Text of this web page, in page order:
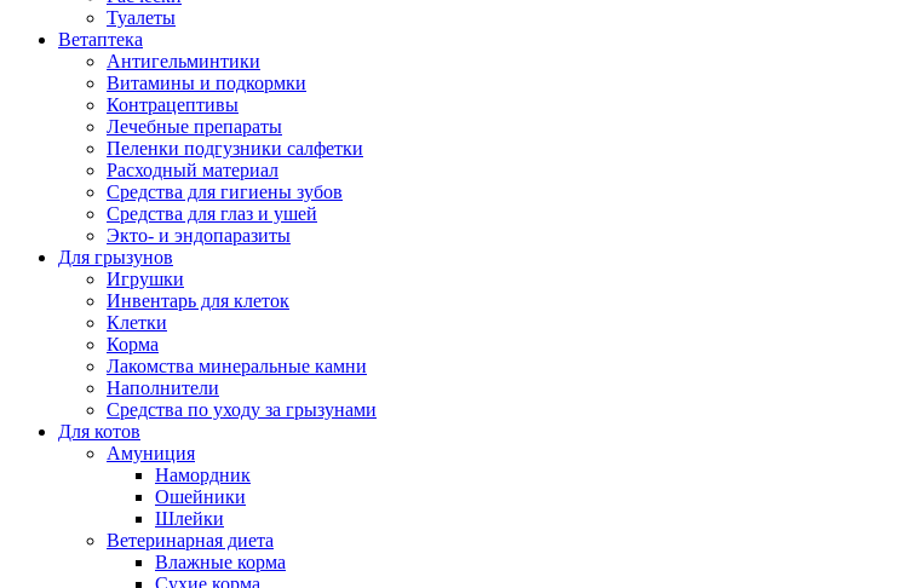
Туалеты
Ветаптека
Антигельминтики
Витамины и подкормки
Контрацептивы
Лечебные препараты
Пеленки подгузники салфетки
Расходный материал
Средства для гигиены зубов
Средства для глаз и ушей
Экто- и эндопаразиты
Для грызунов
Игрушки
Инвентарь для клеток
Клетки
Корма
Лакомства минеральные камни
Наполнители
Средства по уходу за грызунами
Для котов
Амуниция
Намордник
Ошейники
Шлейки
Ветеринарная диета
Влажные корма
Сухие корма